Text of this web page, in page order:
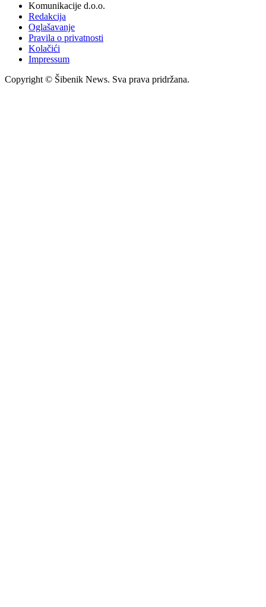
Komunikacije d.o.o.
Redakcija
Oglašavanje
Pravila o privatnosti
Kolačići
Impressum
Copyright © Šibenik News. Sva prava pridržana.